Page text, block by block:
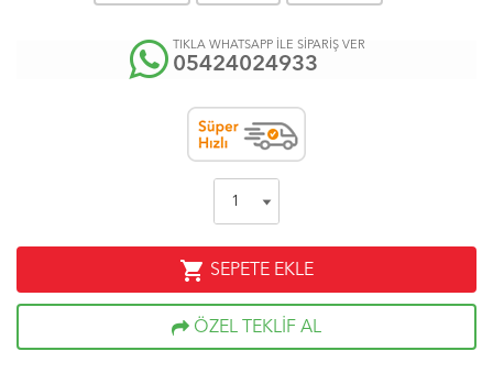
TIKLA WHATSAPP İLE SİPARİŞ VER
05424024933
shopping_cart SEPETE EKLE
ÖZEL TEKLİF AL